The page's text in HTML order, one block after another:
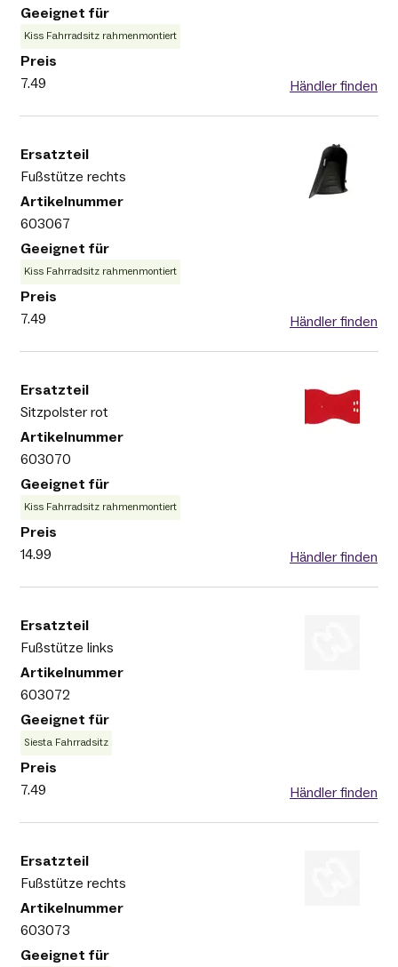
Kiss Fahrradsitz rahmenmontiert
7.49 Händler finden
Fußstütze rechts
603067
Kiss Fahrradsitz rahmenmontiert
7.49 Händler finden
Sitzpolster rot
603070
Kiss Fahrradsitz rahmenmontiert
14.99 Händler finden
Fußstütze links
603072
Siesta Fahrradsitz
7.49 Händler finden
Fußstütze rechts
603073